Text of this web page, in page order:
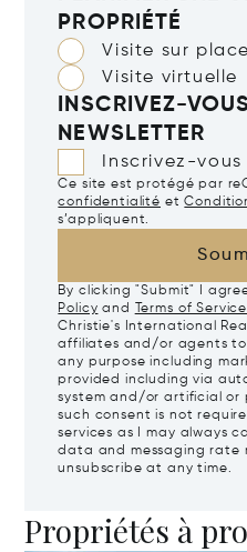
PROPRIÉTÉ
Visite sur place
Visite virtuelle
INSCRIVEZ-
NEWSLETTER
Inscrivez-
Ce site est protégé par
confidentialité et
s’appliquent.
By clicking "Submit" I
Policy and Terms of Service
Christie's International
affiliates and/or agents
any purpose including
provided including via
system and/or artificial or
such consent is not
services as I may always
data and messaging rate
unsubscribe at any time.
Propriétés à